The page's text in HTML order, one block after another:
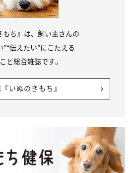
もち』は、飼い主さんの
”“伝えたい”にこたえる
と総合雑誌です。
いぬのきもち』